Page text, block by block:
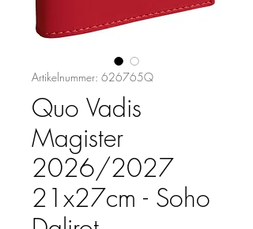
Artikelnummer: 626765Q
Quo Vadis
Magister
2026/2027
21x27cm - Soho